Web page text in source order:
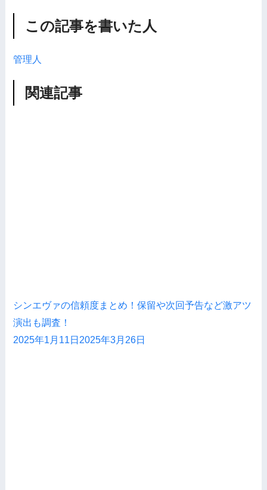
この記事を書いた人
管理人
関連記事
シンエヴァの信頼度まとめ！保留や次回予告など激アツ
演出も調査！
2025年1月11日 2025年3月26日